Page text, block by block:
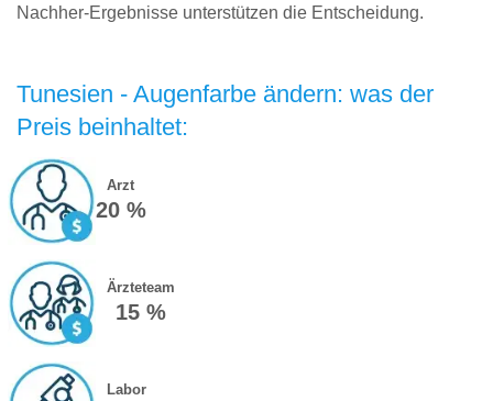
Nachher-Ergebnisse unterstützen die Entscheidung.
Tunesien - Augenfarbe ändern: was der
Preis beinhaltet:
Arzt
20 %
Ärzteteam
15 %
Labor